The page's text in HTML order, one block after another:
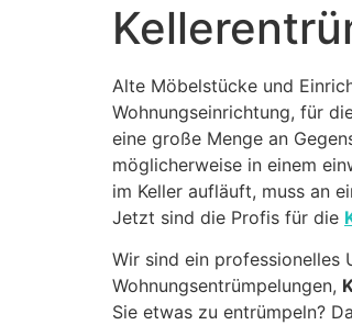
Alte Möbelstücke und
Wohnungseinrichtung, für
eine große Menge an
möglicherweise in einem
im Keller aufläuft, muss an
Jetzt sind die Profis für die
Wir sind ein professionelles
Wohnungsentrümpelungen,
Sie etwas zu entrümpeln?